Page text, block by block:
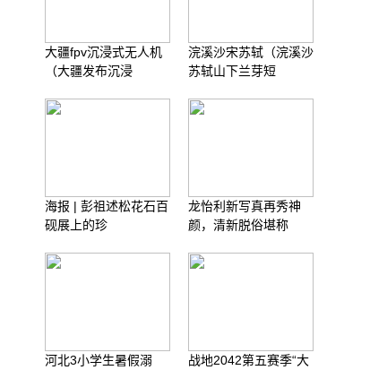
大疆fpv沉浸式无人机
（大疆发布沉浸
浣溪沙宋苏轼（浣溪沙
苏轼山下兰芽短
海报 | 彭祖述松花石百
砚展上的珍
龙怡利新写真再秀神
颜，清新脱俗堪称
河北3小学生暑假溺
战地2042第五赛季“大